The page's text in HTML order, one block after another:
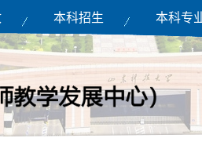
本科招生 本科专